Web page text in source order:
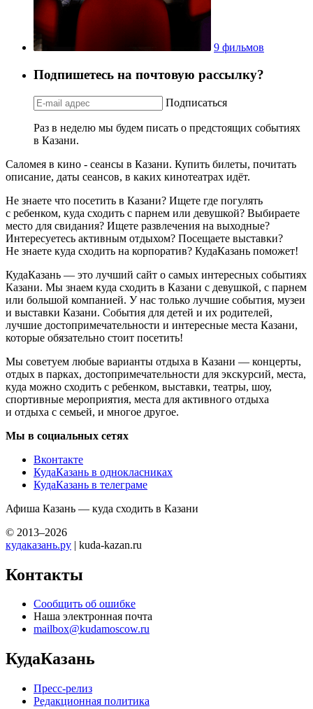
9 фильмов
Подпишетесь на почтовую рассылку?
Подписаться
Раз в неделю мы будем писать о предстоящих событиях
в Казани.
Саломея в кино - сеансы в Казани. Купить билеты, почитать
описание, даты сеансов, в каких кинотеатрах идёт.
Не знаете что посетить в Казани? Ищете где погулять
с ребенком, куда сходить с парнем или девушкой? Выбираете
место для свидания? Ищете развлечения на выходные?
Интересуетесь активным отдыхом? Посещаете выставки?
Не знаете куда сходить на корпоратив? КудаКазань поможет!
КудаКазань — это лучший сайт о самых интересных событиях
Казани. Мы знаем куда сходить в Казани с девушкой, с парнем
или большой компанией. У нас только лучшие события, музеи
и выставки Казани. События для детей и их родителей,
лучшие достопримечательности и интересные места Казани,
которые обязательно стоит посетить!
Мы советуем любые варианты отдыха в Казани — концерты,
отдых в парках, достопримечательности для экскурсий, места,
куда можно сходить с ребенком, выставки, театры, шоу,
спортивные мероприятия, места для активного отдыха
и отдыха с семьей, и многое другое.
Мы в социальных сетях
Вконтакте
КудаКазань в однокласниках
КудаКазань в телеграме
Афиша Казань — куда сходить в Казани
© 2013–2026
кудаказань.ру | kuda-kazan.ru
Контакты
Сообщить об ошибке
Наша электронная почта
mailbox@kudamoscow.ru
КудаКазань
Пресс-релиз
Редакционная политика